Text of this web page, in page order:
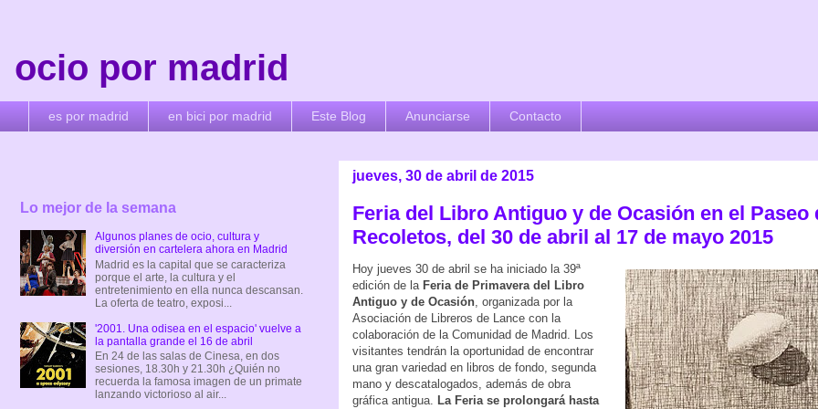
ocio por madrid
es por madrid en bici por madrid Este Blog Anunciarse Contacto
jueves, 30 de abril de 2015
Feria del Libro Antiguo y de Ocasión en el Paseo
Recoletos, del 30 de abril al 17 de mayo 2015
Hoy jueves 30 de abril se ha iniciado la 39ª
edición de la Feria de Primavera del Libro
Antiguo y de Ocasión , organizada por la
Asociación de Libreros de Lance con la
colaboración de la Comunidad de Madrid. Los
visitantes tendrán la oportunidad de encontrar
una gran variedad en libros de fondo, segunda
mano y descatalogados, además de obra
gráfica antigua.
La Feria se prolongará hasta
Lo mejor de la semana
Algunos planes de ocio, cultura y
diversión en cartelera ahora en Madrid
Madrid es la capital que se caracteriza
porque el arte, la cultura y el
entretenimiento en ella nunca descansan.
La oferta de teatro, exposi...
'2001. Una odisea en el espacio' vuelve a
la pantalla grande el 16 de abril
En 24 de las salas de Cinesa, en dos
sesiones, 18.30h y 21.30h ¿Quién no
recuerda la famosa imagen de un primate
lanzando victorioso al air...